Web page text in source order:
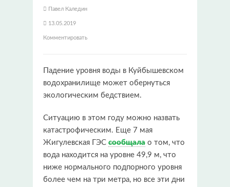
Павел Каледин
13.05.2019
Комментировать
Падение уровня воды в Куйбышевском
водохранилище может обернуться
экологическим бедствием.
Ситуацию в этом году можно назвать
катастрофическим. Еще 7 мая
Жигулевская ГЭС сообщала о том, что
вода находится на уровне 49,9 м, что
ниже нормального подпорного уровня
более чем на три метра, но все эти дни